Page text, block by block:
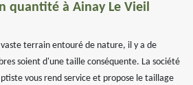
quantité à Ainay Le Vieil
terrain entouré de nature, il y a de
soient d'une taille conséquente. La société
vous rend service et propose le taillage